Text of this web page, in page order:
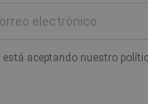
aceptando nuestro